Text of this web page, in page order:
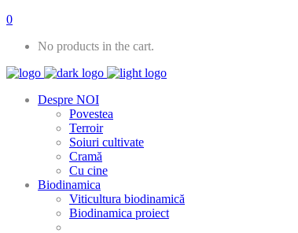
0
No products in the cart.
Despre NOI
Povestea
Terroir
Soiuri cultivate
Cramă
Cu cine
Biodinamica
Viticultura biodinamică
Biodinamica proiect